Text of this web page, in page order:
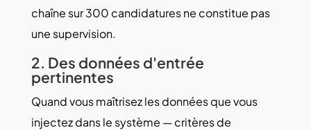
chaîne sur 300 candidatures ne constitue pas
une supervision.
2. Des données d'entrée
pertinentes
Quand vous maîtrisez les données que vous
injectez dans le système — critères de